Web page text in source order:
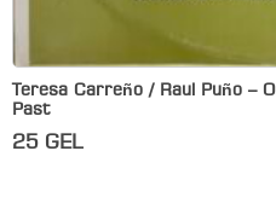
Teresa Carreño / Raul Puño –
Past
25 GEL